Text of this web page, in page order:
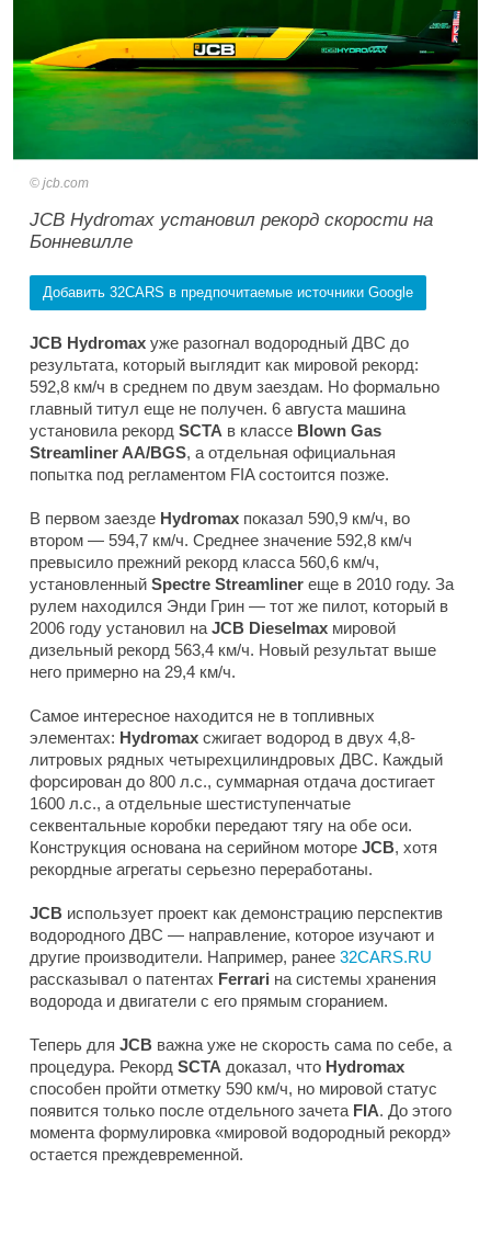
jcb.com
JCB Hydromax установил рекорд скорости на
Бонневилле
Добавить 32CARS в предпочитаемые источники Google
JCB Hydromax уже разогнал водородный ДВС до
результата, который выглядит как мировой рекорд:
592,8 км/ч в среднем по двум заездам. Но формально
главный титул еще не получен. 6 августа машина
установила рекорд SCTA в классе Blown Gas
Streamliner AA/BGS, а отдельная официальная
попытка под регламентом FIA состоится позже.
В первом заезде Hydromax показал 590,9 км/ч, во
втором — 594,7 км/ч. Среднее значение 592,8 км/ч
превысило прежний рекорд класса 560,6 км/ч,
установленный Spectre Streamliner еще в 2010 году. За
рулем находился Энди Грин — тот же пилот, который в
2006 году установил на JCB Dieselmax мировой
дизельный рекорд 563,4 км/ч. Новый результат выше
него примерно на 29,4 км/ч.
Самое интересное находится не в топливных
элементах: Hydromax сжигает водород в двух 4,8-
литровых рядных четырехцилиндровых ДВС. Каждый
форсирован до 800 л.с., суммарная отдача достигает
1600 л.с., а отдельные шестиступенчатые
секвентальные коробки передают тягу на обе оси.
Конструкция основана на серийном моторе JCB, хотя
рекордные агрегаты серьезно переработаны.
JCB использует проект как демонстрацию перспектив
водородного ДВС — направление, которое изучают и
другие производители. Например, ранее 32CARS.RU
рассказывал о патентах Ferrari на системы хранения
водорода и двигатели с его прямым сгоранием.
Теперь для JCB важна уже не скорость сама по себе, а
процедура. Рекорд SCTA доказал, что Hydromax
способен пройти отметку 590 км/ч, но мировой статус
появится только после отдельного зачета FIA. До этого
момента формулировка «мировой водородный рекорд»
остается преждевременной.